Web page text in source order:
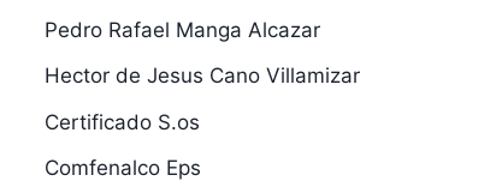
Pedro Rafael Manga Alcazar
Hector de Jesus Cano Villamizar
Certificado S.os
Comfenalco Eps